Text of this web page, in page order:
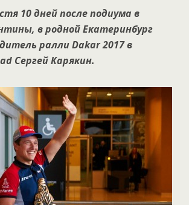
10 дней после подиума в
в родной Екатеринбург
ралли Dakar 2017 в
Сергей Карякин.